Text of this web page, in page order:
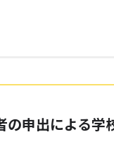
の申出による